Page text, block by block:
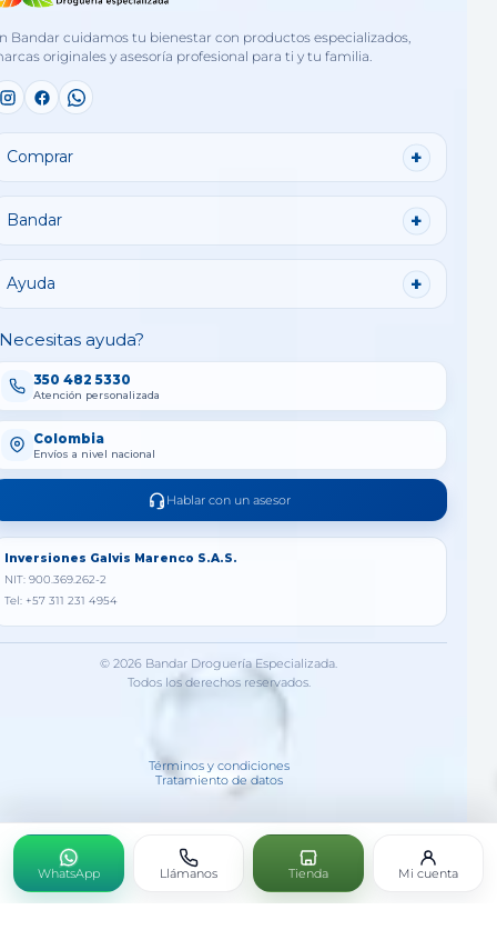
Bandar cuidamos tu bienestar con productos especializados,
originales y asesoría profesional para ti y tu familia.
Comprar
Bandar
Ayuda
ayuda?
350 482 5330
Atención personalizada
Colombia
Envíos a nivel nacional
Hablar con un asesor
Inversiones Galvis Marenco S.A.S.
NIT: 900.369.262-2
Tel: +57 311 231 4954
© 2026 Bandar Droguería Especializada.
Todos los derechos reservados.
Términos y condiciones
Tratamiento de datos
WhatsApp Llámanos Tienda Mi cuenta